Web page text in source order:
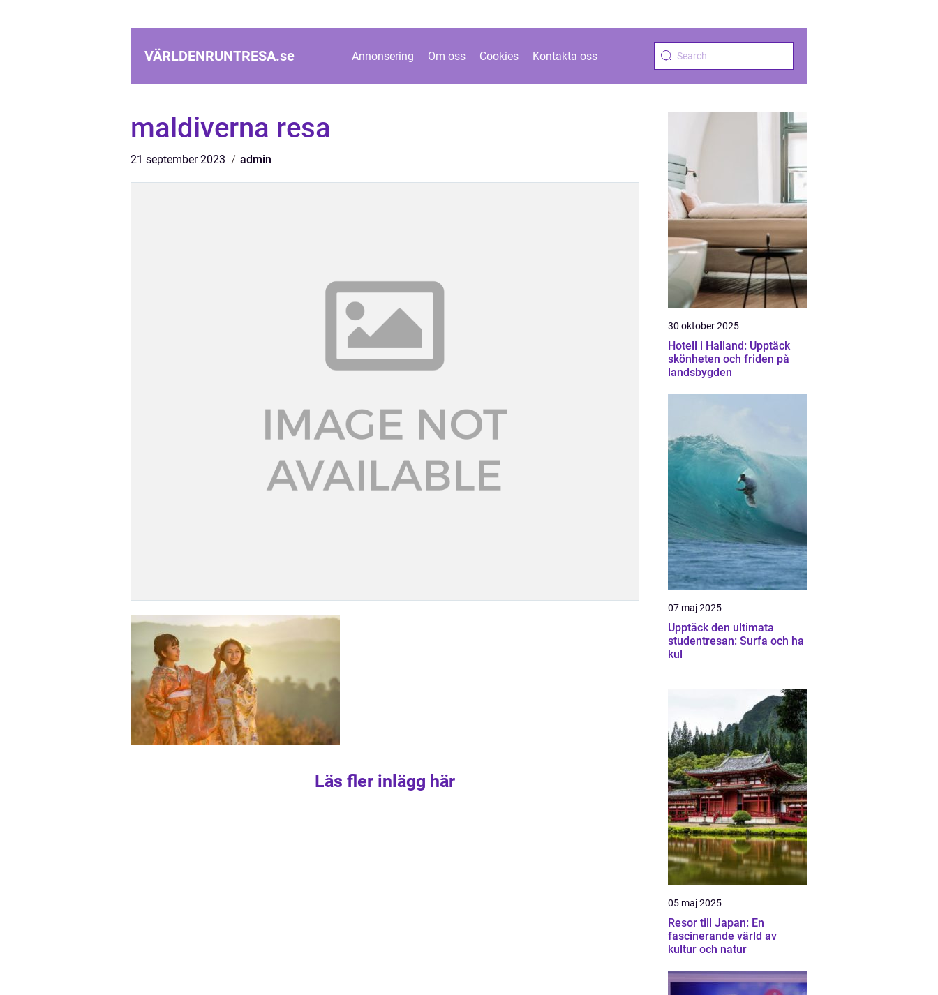
VÄRLDENRUNTRESA.se Annonsering Om oss Cookies Kontakta oss
maldiverna resa
21 september 2023 admin
Läs fler inlägg här
30 oktober 2025
Hotell i Halland: Upptäck
skönheten och friden på
landsbygden
07 maj 2025
Upptäck den ultimata
studentresan: Surfa och ha
kul
05 maj 2025
Resor till Japan: En
fascinerande värld av
kultur och natur